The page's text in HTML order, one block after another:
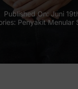
Published On: Juni
Penyakit Menular